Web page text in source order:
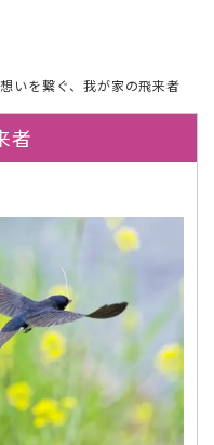
想いを繋ぐ、我が家の飛来者
者